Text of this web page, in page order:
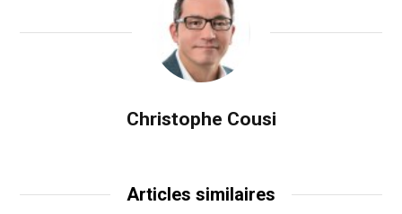
Christophe Cousi
Articles similaires